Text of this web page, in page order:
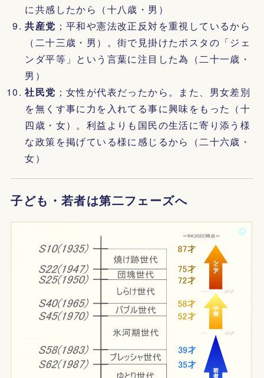
に共感したから（十八歳・男）
共産党 ；平和や憲法改正反対を重視しているから
（二十三歳・男）。街で見掛けたポスタの「ジェ
ンダ平等」という言葉に注目した為（二十一歳・
男）
社民党 ；女性が代表だったから。また、男女差別
を無くす事に力を入れてる事に興味をもった（十
四歳・女）。利益よりも国民の生活に寄り添う様
な政策を掲げている様に感じるから（二十六歳・
女）
子ども・若者は第二フェーズへ